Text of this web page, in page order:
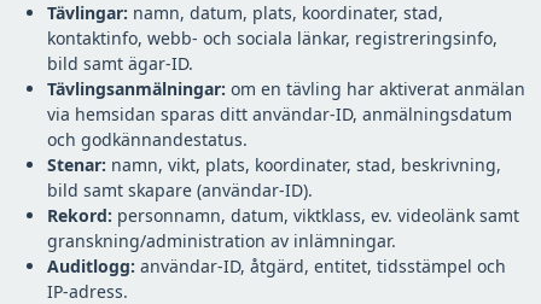
Tävlingar: namn, datum, plats, koordinater, stad,
kontaktinfo, webb- och sociala länkar, registreringsinfo,
bild samt ägar-ID.
Tävlingsanmälningar: om en tävling har aktiverat anmälan
via hemsidan sparas ditt användar-ID, anmälningsdatum
och godkännandestatus.
Stenar: namn, vikt, plats, koordinater, stad, beskrivning,
bild samt skapare (användar-ID).
Rekord: personnamn, datum, viktklass, ev. videolänk samt
granskning/administration av inlämningar.
Auditlogg: användar-ID, åtgärd, entitet, tidsstämpel och
IP-adress.